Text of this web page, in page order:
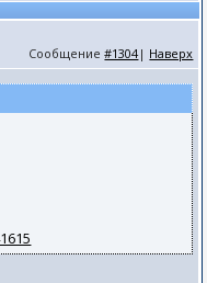
Сообщение#1304| Наверх